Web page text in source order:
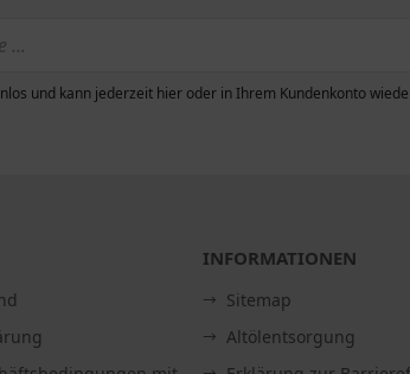
und kann jederzeit hier oder in Ihrem Kundenkonto
INFORMATIONEN
Sitemap
Altölentsorgung